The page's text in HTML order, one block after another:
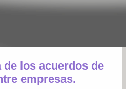
los acuerdos de
empresas.